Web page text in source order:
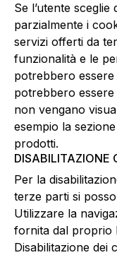
Se l’utente
parzialmente i
servizi offerti da
funzionalità e le
potrebbero
potrebbero
non vengano
esempio la
prodotti.
DISABILITAZIONE
Per la
terze parti si
Utilizzare la
fornita dal proprio
Disabilitazione